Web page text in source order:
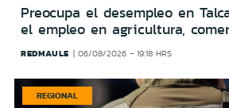
Preocupa el desempleo en
el empleo en agricultura,
REDMAULE 06/08/2026 - 19:18 HRS
REGIONAL